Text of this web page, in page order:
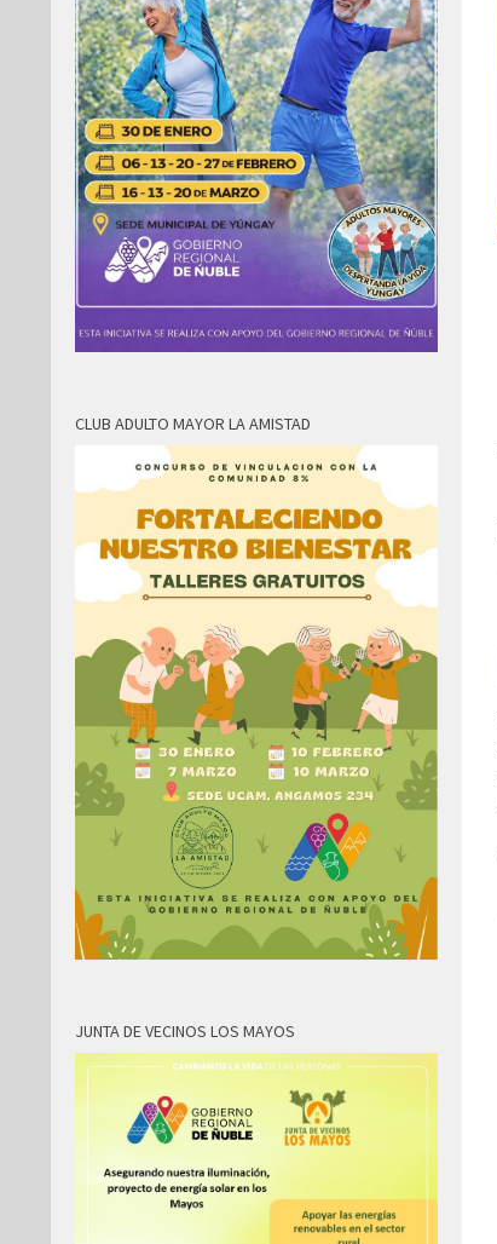
CLUB ADULTO MAYOR LA AMISTAD
JUNTA DE VECINOS LOS MAYOS